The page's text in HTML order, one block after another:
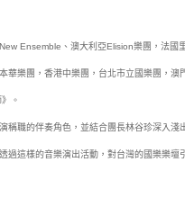
Ensemble、澳大利亞Elision樂團，法
華樂團，香港中樂團，台北市立國樂團，
。
稱職的伴奏角色，並結合團長林谷珍深入
過這樣的音樂演出活動，對台灣的國樂樂壇